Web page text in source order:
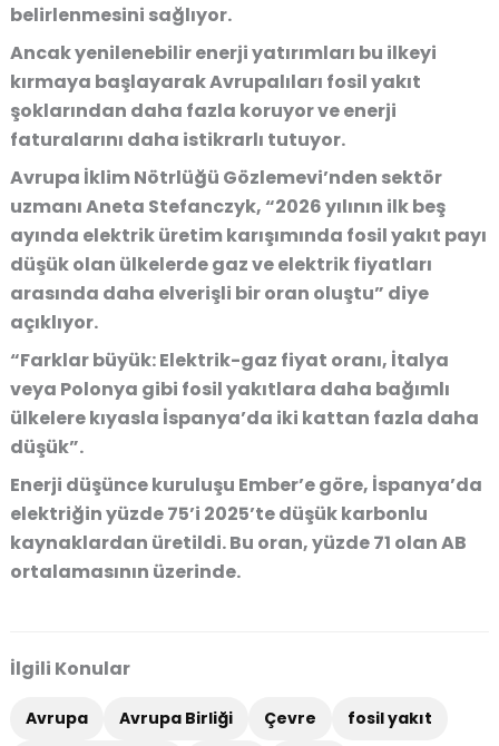
belirlenmesini sağlıyor.
Ancak yenilenebilir enerji yatırımları bu ilkeyi
kırmaya başlayarak Avrupalıları fosil yakıt
şoklarından daha fazla koruyor ve enerji
faturalarını daha istikrarlı tutuyor.
Avrupa İklim Nötrlüğü Gözlemevi’nden sektör
uzmanı Aneta Stefanczyk, “2026 yılının ilk beş
ayında elektrik üretim karışımında fosil yakıt payı
düşük olan ülkelerde gaz ve elektrik fiyatları
arasında daha elverişli bir oran oluştu” diye
açıklıyor.
“Farklar büyük: Elektrik-gaz fiyat oranı, İtalya
veya Polonya gibi fosil yakıtlara daha bağımlı
ülkelere kıyasla İspanya’da iki kattan fazla daha
düşük”.
Enerji düşünce kuruluşu Ember’e göre, İspanya’da
elektriğin yüzde 75’i 2025’te düşük karbonlu
kaynaklardan üretildi. Bu oran, yüzde 71 olan AB
ortalamasının üzerinde.
İlgili Konular
Avrupa Avrupa Birliği Çevre
fosil yakıt